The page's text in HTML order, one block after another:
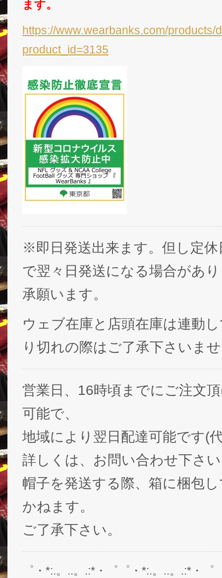
ます。
https://www.wearbanks.com/products/
product_id=3135
※即日発送出来ます。但し定休
で翌々日発送になる場合があ
承願います。
ウェブ在庫と店頭在庫は連動
り切れの際はご了承下さいま
営業日、16時頃までにご注文
可能で、
地域により翌日配達可能です(
詳しくは、お問い合わせ下さ
帽子を発送する際、箱に梱包
かねます。
ご了承下さい。
゜・*:.。..。.:*・゜゜・*:.。..。.:*・